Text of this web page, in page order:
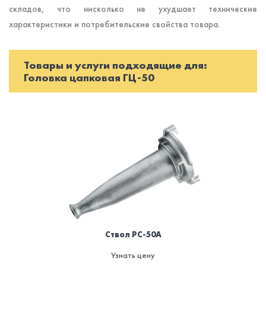
складов, что нисколько не ухудшает технические
характеристики и потребительские свойства товара.
Товары и услуги подходящие для:
Головка цапковая ГЦ-50
Ствол РС-50А
Узнать цену